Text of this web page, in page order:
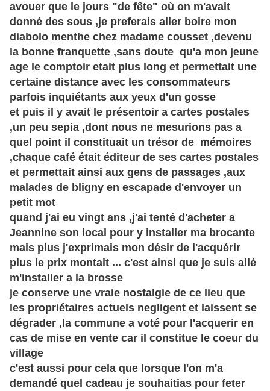
avouer que le jours "de fête" où on m'avait
donné des sous ,je preferais aller boire mon
diabolo menthe chez madame cousset ,devenu
la bonne franquette ,sans doute qu'a mon jeune
age le comptoir etait plus long et permettait une
certaine distance avec les consommateurs
parfois inquiétants aux yeux d'un gosse
et puis il y avait le présentoir a cartes postales
,un peu sepia ,dont nous ne mesurions pas a
quel point il constituait un trésor de mémoires
,chaque café était éditeur de ses cartes postales
et permettait ainsi aux gens de passages ,aux
malades de bligny en escapade d'envoyer un
petit mot
quand j'ai eu vingt ans ,j'ai tenté d'acheter a
Jeannine son local pour y installer ma brocante
mais plus j'exprimais mon désir de l'acquérir
plus le prix montait ... c'est ainsi que je suis allé
m'installer a la brosse
je conserve une vraie nostalgie de ce lieu que
les propriétaires actuels negligent et laissent se
dégrader ,la commune a voté pour l'acquerir en
cas de mise en vente car il constitue le coeur du
village
c'est aussi pour cela que lorsque l'on m'a
demandé quel cadeau je souhaitias pour feter